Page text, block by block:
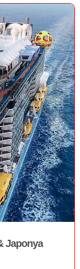
Japonya